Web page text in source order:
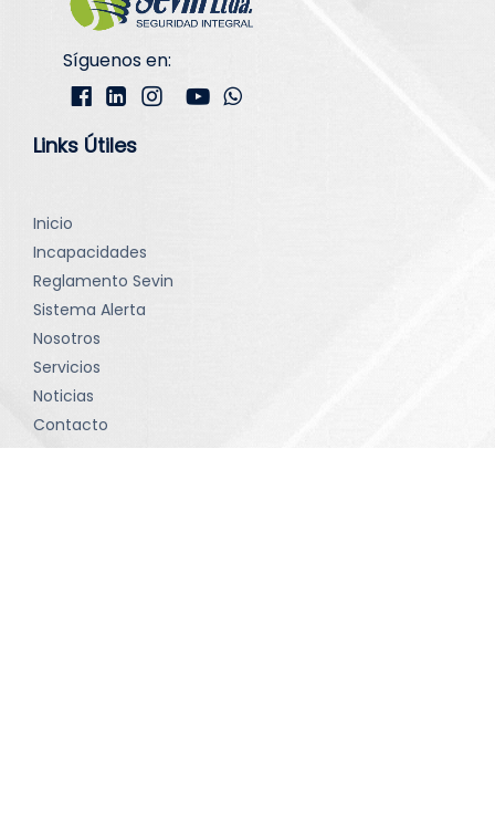
Síguenos en:
Links Útiles
Inicio
Incapacidades
Reglamento Sevin
Sistema Alerta
Nosotros
Servicios
Noticias
Contacto